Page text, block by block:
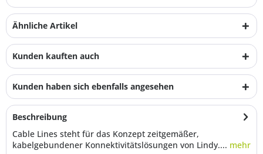
Ähnliche Artikel
Kunden kauften auch
Kunden haben sich ebenfalls angesehen
Beschreibung
Cable Lines steht für das Konzept zeitgemäßer,
kabelgebundener Konnektivitätslösungen von Lindy.... mehr